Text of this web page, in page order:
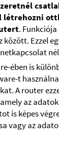
létrehozni
.
között. Ezzel
ében is
t
A router
az
is képes
vagy az